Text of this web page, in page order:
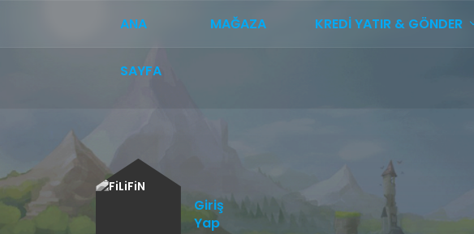
ANA
SAYFA
MAĞAZA KREDI YATIR & GÖNDER
Giriş
Yap